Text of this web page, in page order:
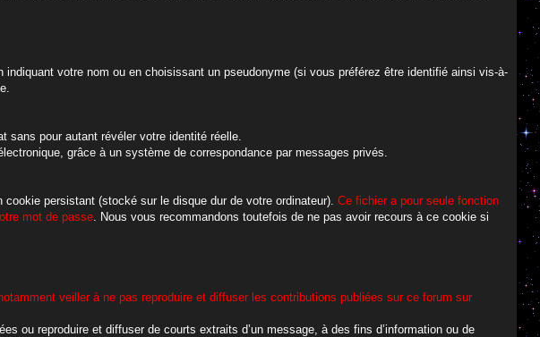
votre nom ou en choisissant un pseudonyme (si vous préférez être identifié ainsi vis-à-
sans pour autant révéler votre identité réelle.
grâce à un système de correspondance par messages privés.
persistant (stocké sur le disque dur de votre ordinateur). Ce fichier a pour seule fonction
mot de passe. Nous vous recommandons toutefois de ne pas avoir recours à ce cookie si
veiller à ne pas reproduire et diffuser les contributions publiées sur ce forum sur
ou reproduire et diffuser de courts extraits d’un message, à des fins d’information ou de